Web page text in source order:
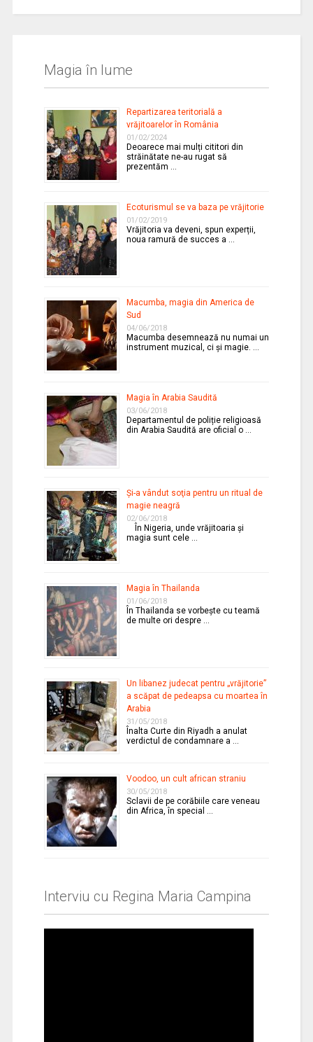
Magia în lume
Repartizarea teritorială a
vrăjitoarelor în România
01/02/2024
Deoarece mai mulți cititori din
străinătate ne-au rugat să
prezentăm …
Ecoturismul se va baza pe vrăjitorie
01/02/2019
Vrăjitoria va deveni, spun experții,
noua ramură de succes a …
Macumba, magia din America de
Sud
04/06/2018
Macumba desemnează nu numai un
instrument muzical, ci și magie. …
Magia în Arabia Saudită
03/06/2018
Departamentul de poliție religioasă
din Arabia Saudită are oficial o …
Şi-a vândut soţia pentru un ritual de
magie neagră
02/06/2018
În Nigeria, unde vrăjitoaria şi
magia sunt cele …
Magia în Thailanda
01/06/2018
În Thailanda se vorbeşte cu teamă
de multe ori despre …
Un libanez judecat pentru „vrăjitorie”
a scăpat de pedeapsa cu moartea în
Arabia
31/05/2018
Înalta Curte din Riyadh a anulat
verdictul de condamnare a …
Voodoo, un cult african straniu
30/05/2018
Sclavii de pe corăbiile care veneau
din Africa, în special …
Interviu cu Regina Maria Campina